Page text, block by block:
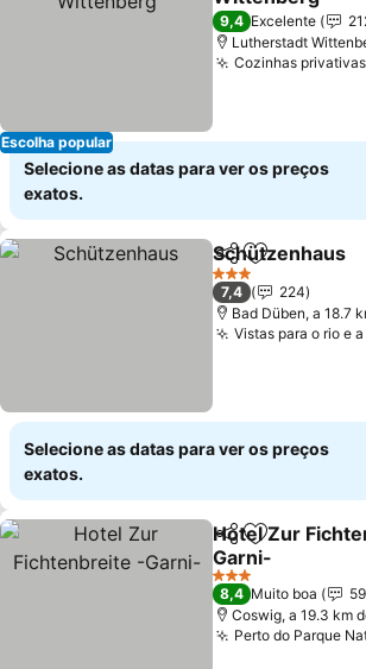
Escolha popular
Ver preços
9,4 Excelente
Lutherstadt
Cozinhas
Selecione as datas para ver os preços
exatos.
PartilharAdicionar
Schützenhaus
3 Estrelas
7,4
224
Bad Düben, a 18.7
Vistas para o rio e
Selecione as datas para ver os preços
exatos.
PartilharAdicionar
Hotel Zur
Garni-
Ver preços
3 Estrelas
8,4 Muito boa
Coswig, a 19.3 km
Perto do Parque